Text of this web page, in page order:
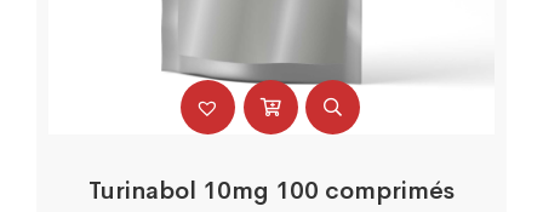
Turinabol 10mg 100 comprimés